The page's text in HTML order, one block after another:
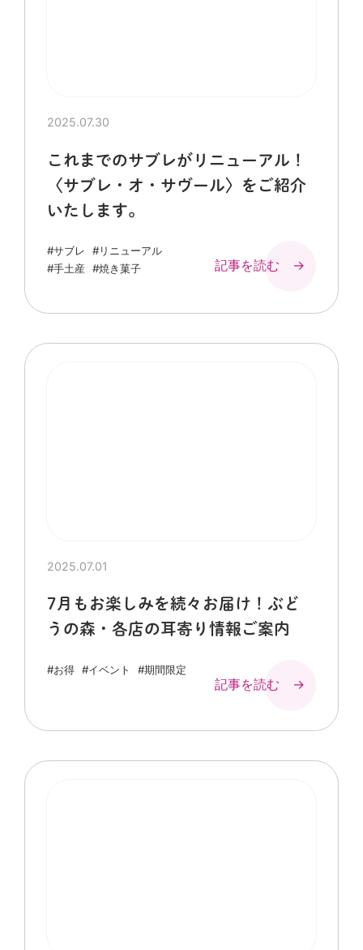
2025.07.30
これまでのサブレがリニューアル！
〈サブレ・オ・サヴール〉をご紹介
いたします。
#サブレ
#リニューアル
#手土産
#焼き菓子 記事を読む →
2025.07.01
7月もお楽しみを続々お届け！ぶど
うの森・各店の耳寄り情報ご案内
#お得 #イベント #期間限定
記事を読む →